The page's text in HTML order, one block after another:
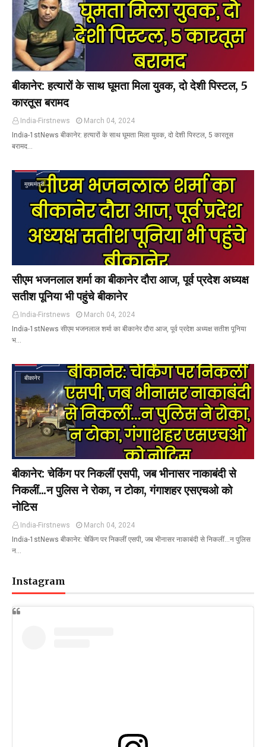
बीकानेर: हत्यारों के साथ घूमता मिला युवक, दो देशी पिस्टल, 5
कारतूस बरामद
India-Firstnews
March 04, 2024
India-1stNews बीकानेर: हत्यारों के साथ घूमता मिला युवक, दो देशी पिस्टल, 5 कारतूस
बरामद…
मुख्यमंत्री
सीएम भजनलाल शर्मा का बीकानेर दौरा आज, पूर्व प्रदेश अध्यक्ष
सतीश पूनिया भी पहुंचे बीकानेर
India-Firstnews
March 04, 2024
India-1stNews सीएम भजनलाल शर्मा का बीकानेर दौरा आज, पूर्व प्रदेश अध्यक्ष सतीश पूनिया
भ…
बीकानेर
बीकानेर: चेकिंग पर निकलीं एसपी, जब भीनासर नाकाबंदी से
निकलीं...न पुलिस ने रोका, न टोका, गंगाशहर एसएचओ को
नोटिस
India-Firstnews
March 04, 2024
India-1stNews बीकानेर: चेकिंग पर निकलीं एसपी, जब भीनासर नाकाबंदी से निकलीं...न पुलिस
न…
Instagram